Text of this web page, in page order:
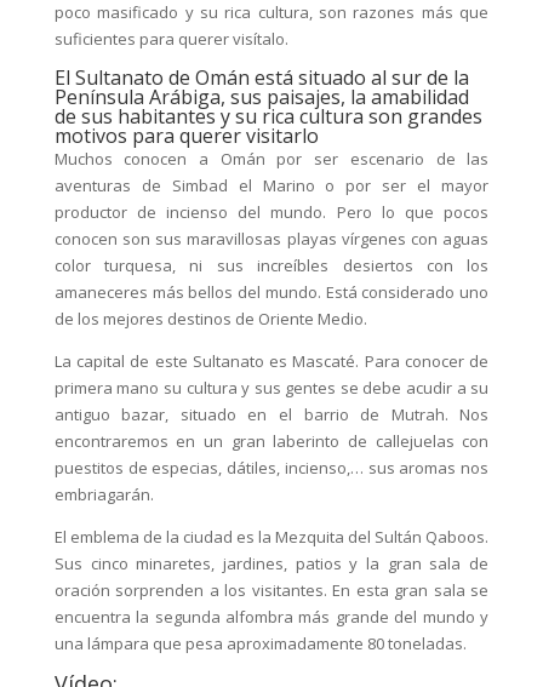
poco masificado y su rica cultura, son razones más que
suficientes para querer visítalo.
El Sultanato de Omán está situado al sur de la
Península Arábiga, sus paisajes, la amabilidad
de sus habitantes y su rica cultura son grandes
motivos para querer visitarlo
Muchos conocen a Omán por ser escenario de las
aventuras de Simbad el Marino o por ser el mayor
productor de incienso del mundo. Pero lo que pocos
conocen son sus maravillosas playas vírgenes con aguas
color turquesa, ni sus increíbles desiertos con los
amaneceres más bellos del mundo. Está considerado uno
de los mejores destinos de Oriente Medio.
La capital de este Sultanato es Mascaté. Para conocer de
primera mano su cultura y sus gentes se debe acudir a su
antiguo bazar, situado en el barrio de Mutrah. Nos
encontraremos en un gran laberinto de callejuelas con
puestitos de especias, dátiles, incienso,… sus aromas nos
embriagarán.
El emblema de la ciudad es la Mezquita del Sultán Qaboos.
Sus cinco minaretes, jardines, patios y la gran sala de
oración sorprenden a los visitantes. En esta gran sala se
encuentra la segunda alfombra más grande del mundo y
una lámpara que pesa aproximadamente 80 toneladas.